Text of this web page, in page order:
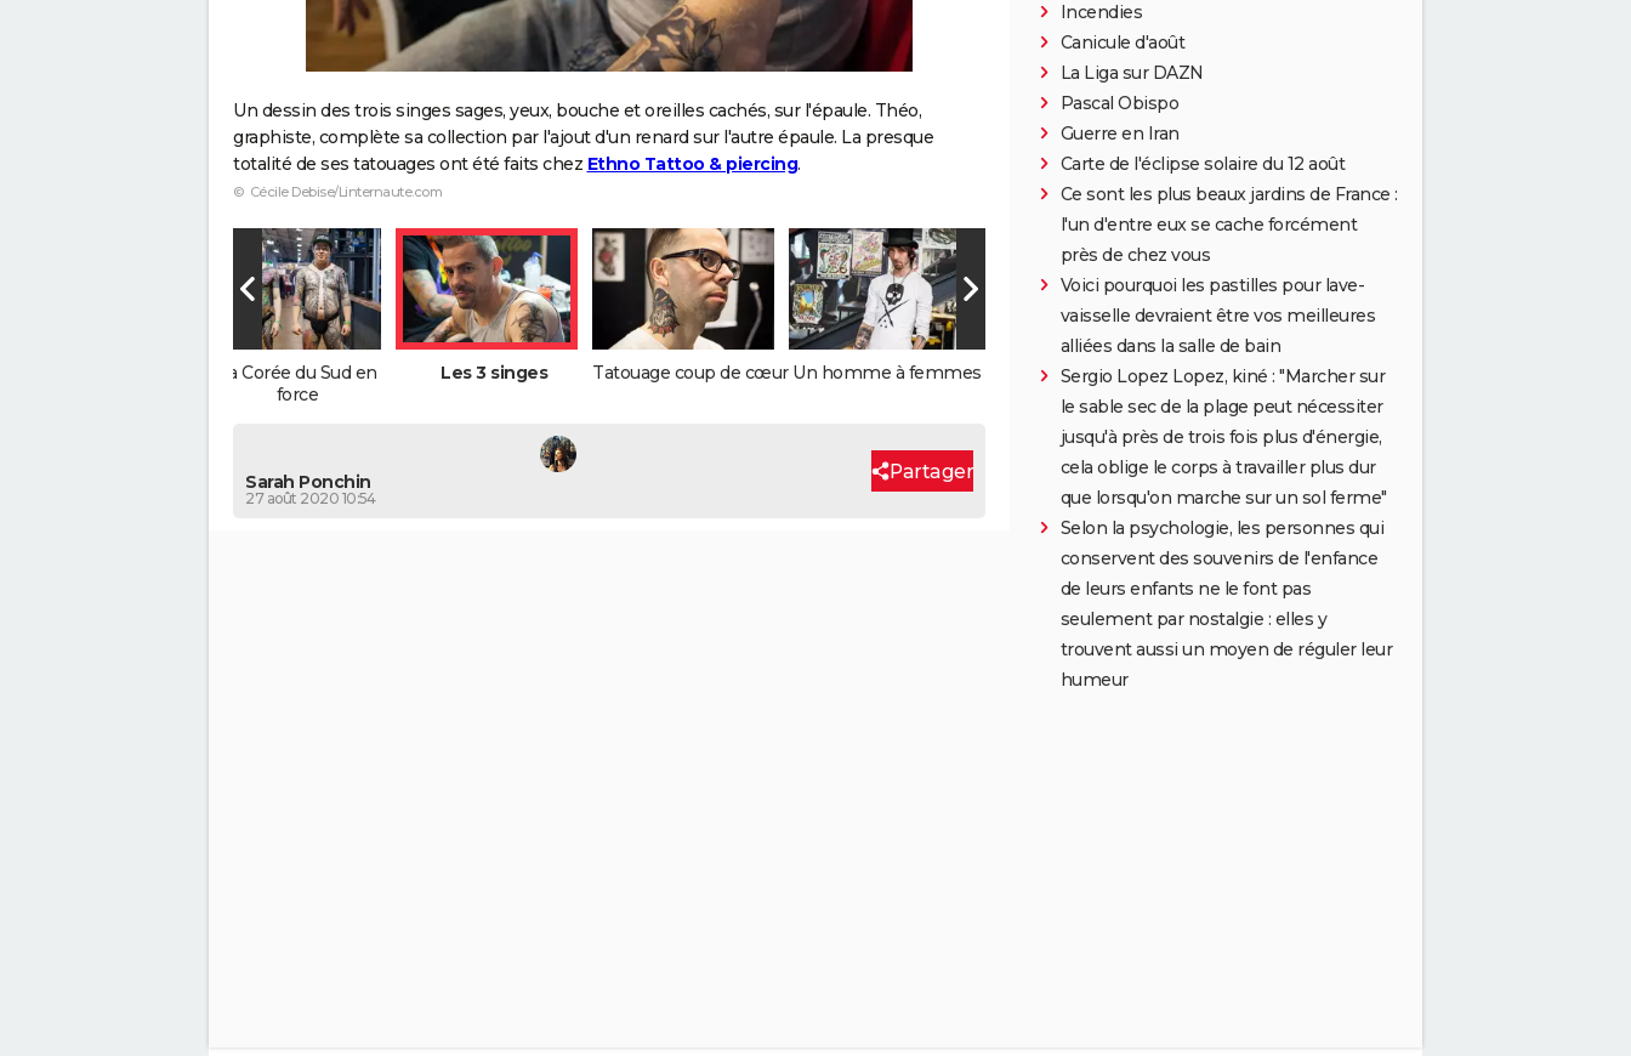
Un dessin des trois singes sages, yeux, bouche et oreilles cachés, sur l'épaule. Théo,
graphiste, complète sa collection par l'ajout d'un renard sur l'autre épaule. La presque
totalité de ses tatouages ont été faits chez Ethno Tattoo & piercing.
© Cécile Debise/Linternaute.com
La Corée du Sud en
force
Les 3 singes Tatouage coup de cœur Un homme à femmes
Sarah Ponchin
27 août 2020 10:54
Partager
Incendies
Canicule d'août
La Liga sur DAZN
Pascal Obispo
Guerre en Iran
Carte de l'éclipse solaire du 12 août
Ce sont les plus beaux jardins de France :
l'un d'entre eux se cache forcément
près de chez vous
Voici pourquoi les pastilles pour lave-
vaisselle devraient être vos meilleures
alliées dans la salle de bain
Sergio Lopez Lopez, kiné : "Marcher sur
le sable sec de la plage peut nécessiter
jusqu'à près de trois fois plus d'énergie,
cela oblige le corps à travailler plus dur
que lorsqu'on marche sur un sol ferme"
Selon la psychologie, les personnes qui
conservent des souvenirs de l'enfance
de leurs enfants ne le font pas
seulement par nostalgie : elles y
trouvent aussi un moyen de réguler leur
humeur